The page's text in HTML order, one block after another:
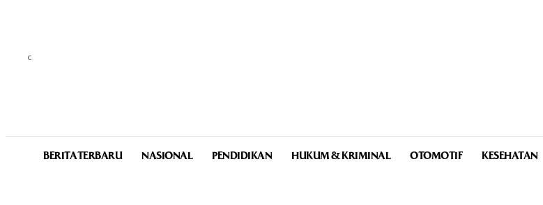
C
BERITA TERBARU NASIONAL PENDIDIKAN HUKUM & KRIMINAL OTOMOTIF KESEHATAN